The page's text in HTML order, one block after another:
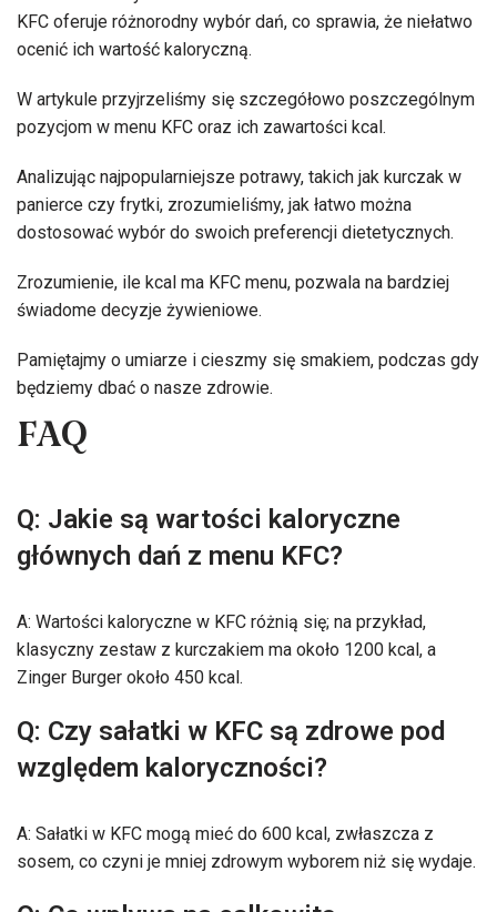
KFC oferuje różnorodny wybór dań, co sprawia, że niełatwo
ocenić ich wartość kaloryczną.
W artykule przyjrzeliśmy się szczegółowo poszczególnym
pozycjom w menu KFC oraz ich zawartości kcal.
Analizując najpopularniejsze potrawy, takich jak kurczak w
panierce czy frytki, zrozumieliśmy, jak łatwo można
dostosować wybór do swoich preferencji dietetycznych.
Zrozumienie, ile kcal ma KFC menu, pozwala na bardziej
świadome decyzje żywieniowe.
Pamiętajmy o umiarze i cieszmy się smakiem, podczas gdy
będziemy dbać o nasze zdrowie.
FAQ
Q: Jakie są wartości kaloryczne
głównych dań z menu KFC?
A: Wartości kaloryczne w KFC różnią się; na przykład,
klasyczny zestaw z kurczakiem ma około 1200 kcal, a
Zinger Burger około 450 kcal.
Q: Czy sałatki w KFC są zdrowe pod
względem kaloryczności?
A: Sałatki w KFC mogą mieć do 600 kcal, zwłaszcza z
sosem, co czyni je mniej zdrowym wyborem niż się wydaje.